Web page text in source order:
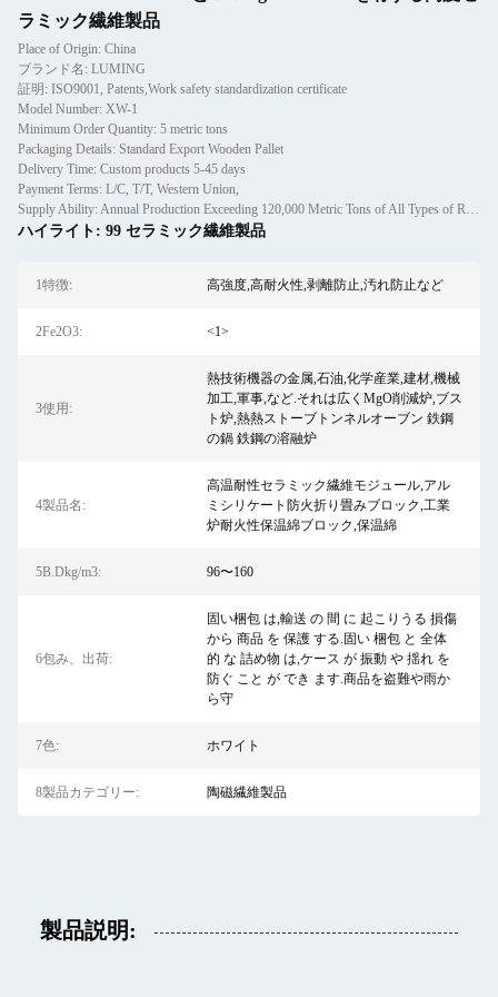
ラミック繊維製品
Place of Origin: China
ブランド名: LUMING
証明: ISO9001, Patents,Work safety standardization certificate
Model Number: XW-1
Minimum Order Quantity: 5 metric tons
Packaging Details: Standard Export Wooden Pallet
Delivery Time: Custom products 5-45 days
Payment Terms: L/C, T/T, Western Union,
Supply Ability: Annual Production Exceeding 120,000 Metric Tons of All Types of Refractory Materials Including Castables, Preforms, and Bric
ハイライト: 99 セラミック繊維製品
1特徴: 高強度,高耐火性,剥離防止,汚れ防止など
2Fe2O3: <1>
3使用:
熱技術機器の金属,石油,化学産業,建材,機械
加工,軍事,など.それは広くMgO削減炉,ブス
ト炉,熱熱ストーブトンネルオーブン 鉄鋼
の鍋 鉄鋼の溶融炉
4製品名:
高温耐性セラミック繊維モジュール,アル
ミシリケート防火折り畳みブロック,工業
炉耐火性保温綿ブロック,保温綿
5B.Dkg/m3: 96〜160
6包み、出荷:
固い梱包 は,輸送 の 間 に 起こりうる 損傷
から 商品 を 保護 する.固い 梱包 と 全体
的 な 詰め物 は,ケース が 振動 や 揺れ を
防ぐ こと が でき ます.商品を盗難や雨か
ら守
7色: ホワイト
8製品カテゴリー: 陶磁繊維製品
製品説明: